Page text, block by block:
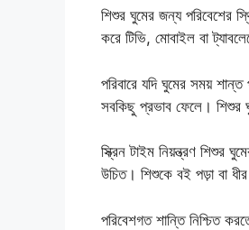
শিশুর ঘুমের জন্য পরিবেশের
করে টিভি, মোবাইল বা
পরিবারে যদি ঘুমের সময়
সবকিছু প্রভাব ফেলে। শিশুর
স্ক্রিন টাইম নিয়ন্ত্রণ শিশুর
উচিত। শিশুকে বই পড়া বা
পরিবেশগত শান্তি নিশ্চিত